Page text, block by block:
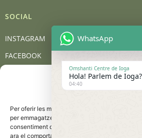
Gestionar el
de les galetes
Per oferir les millors experiències, utilitzem
per emmagatzemar i/o accedir a la informació
consentiment d'aquestes tecnologies ens
ara el comportament de navegació o les
SOCIAL
INSTAGRAM
FACEBOOK
CONTACT
Carrer de Barcelona, 95, 08401 Granollers
WhatsApp
Omshanti Centre de Ioga
Hola! Parlem de Ioga?
04:40